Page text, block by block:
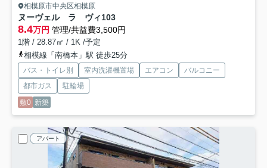
相模原市中央区相模原
ヌーヴェル ラ ヴィ103
8.4万円 管理/共益費3,500円
1階 / 28.87㎡ / 1K /予定
相模線「南橋本」駅 徒歩25分
バス・トイレ別 室内洗濯機置場 エアコン
バルコニー
都市ガス
駐輪場
敷0 新築
アパート